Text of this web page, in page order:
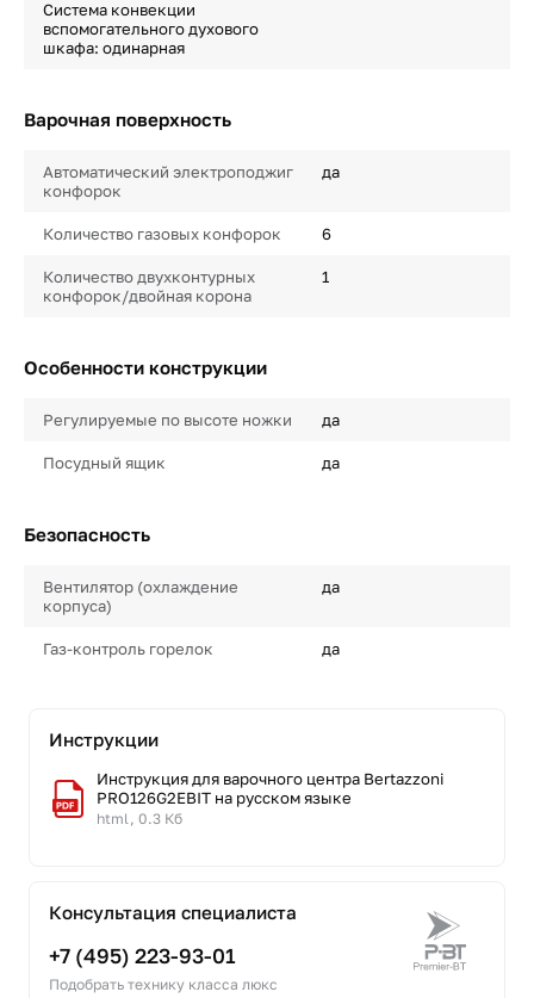
Система конвекции
вспомогательного духового
шкафа: одинарная
Варочная поверхность
Автоматический электроподжиг
конфорок
да
Количество газовых конфорок 6
Количество двухконтурных
конфорок/двойная корона
1
Особенности конструкции
Регулируемые по высоте ножки да
Посудный ящик да
Безопасность
Вентилятор (охлаждение
корпуса)
да
Газ-контроль горелок да
Инструкции
Инструкция для варочного центра Bertazzoni
PRO126G2EBIT на русском языке
html, 0.3 Кб
Консультация специалиста
+7 (495) 223-93-01
Подобрать технику класса люкс